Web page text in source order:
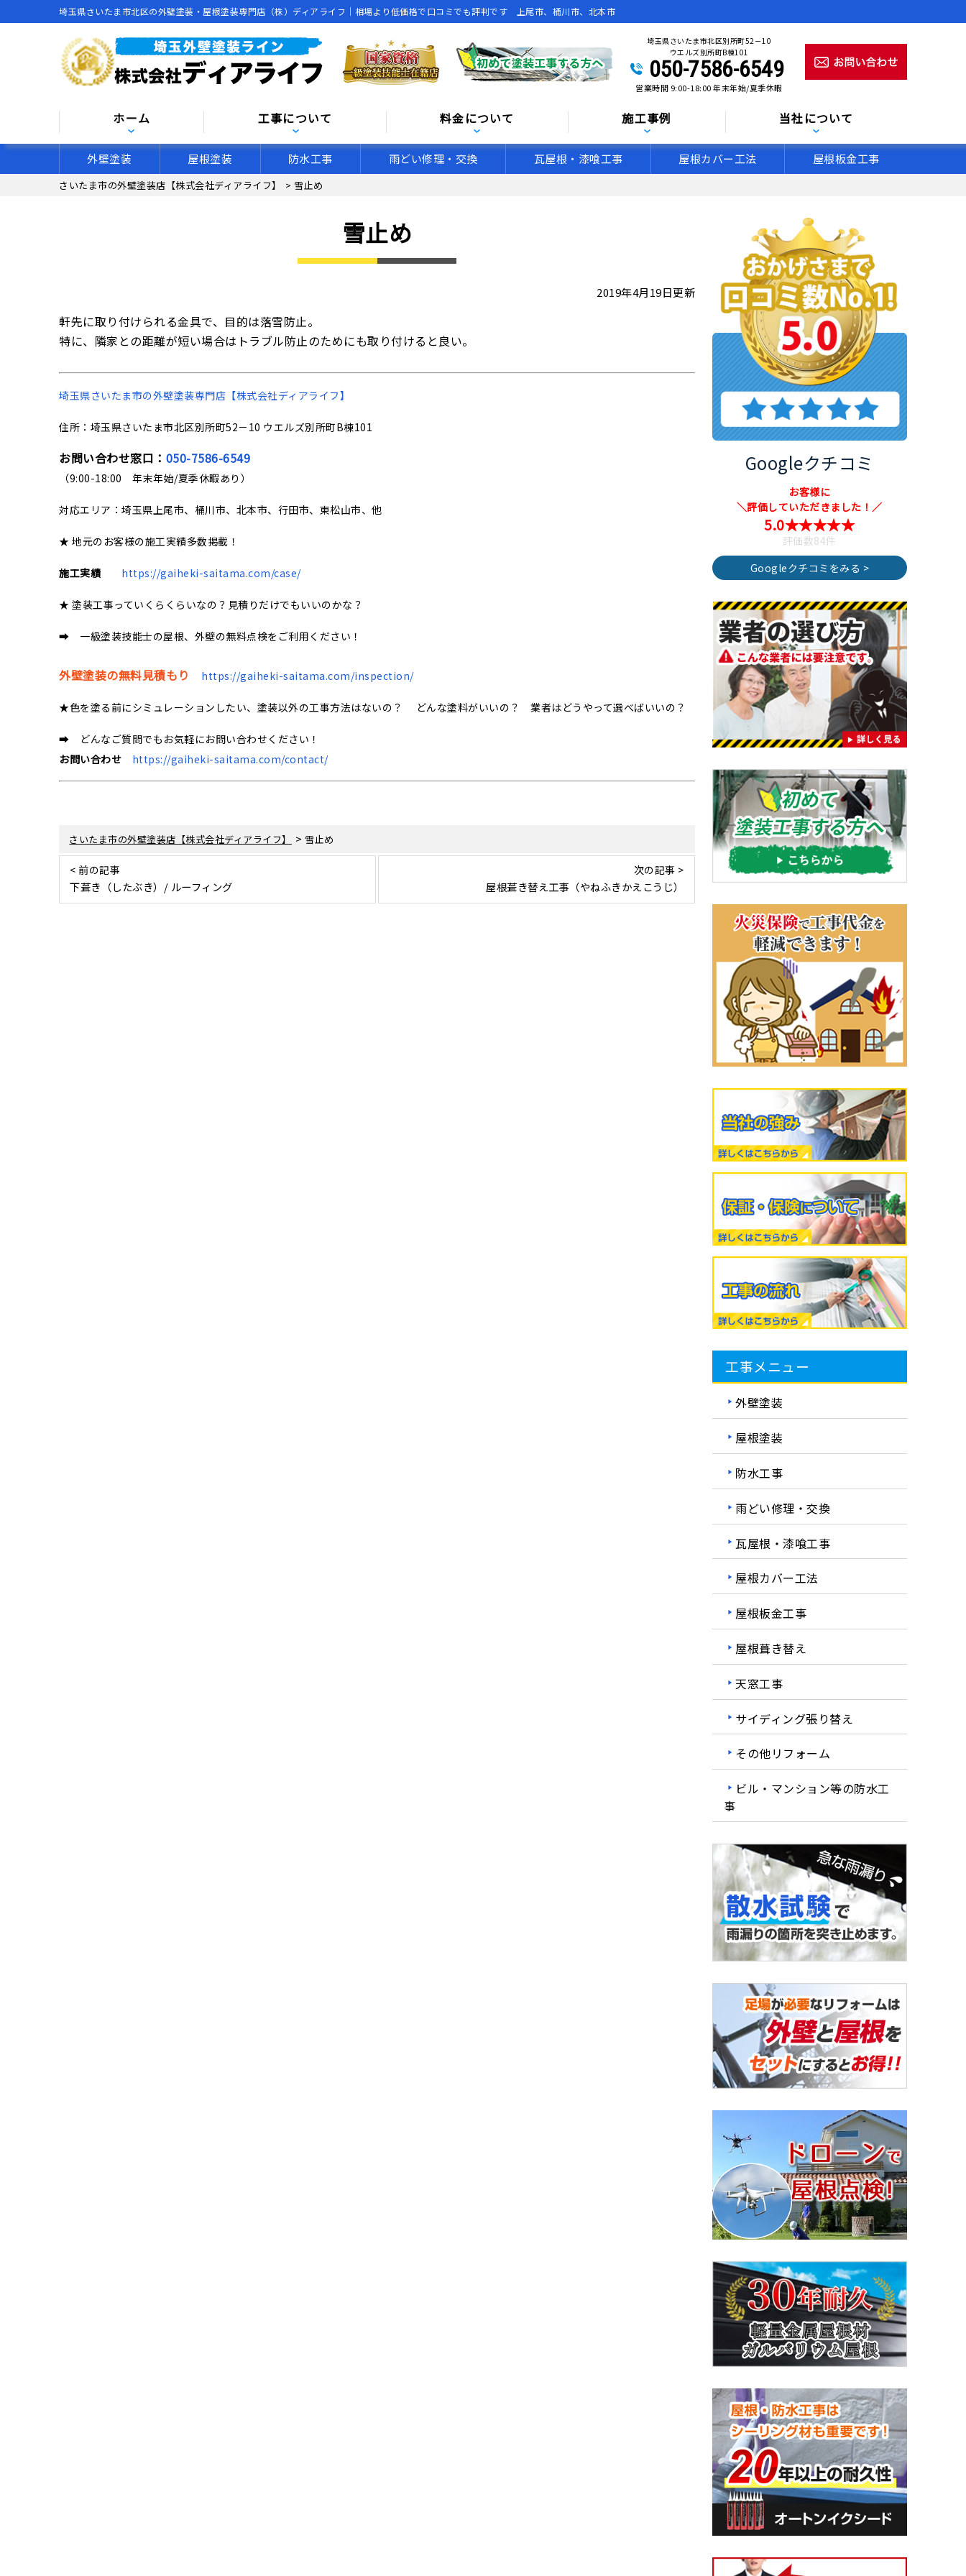
埼玉県さいたま市北区の外壁塗装・屋根塗装専門店（株）ディアライフ｜相場より低価格で口コミでも評判です 上尾市、桶川市、北本市
埼玉県さいたま市北区別所町52－10
ウエルズ別所町B棟101
050-7586-6549
営業時間 9:00-18:00 年末年始/夏季休暇
ホーム 工事について 料金について 施工事例 当社について
外壁塗装 屋根塗装 防水工事 雨どい修理・交換 瓦屋根・漆喰工事 屋根カバー工法 屋根板金工事
さいたま市の外壁塗装店【株式会社ディアライフ】 > 雪止め
雪止め
2019年4月19日更新
軒先に取り付けられる金具で、目的は落雪防止。
特に、隣家との距離が短い場合はトラブル防止のためにも取り付けると良い。
埼玉県さいたま市の外壁塗装専門店【株式会社ディアライフ】
住所：埼玉県さいたま市北区別所町52－10 ウエルズ別所町B棟101
お問い合わせ窓口： 050-7586-6549
（9:00-18:00 年末年始/夏季休暇あり）
対応エリア：埼玉県上尾市、桶川市、北本市、行田市、東松山市、他
★ 地元のお客様の施工実績多数掲載！
施工実績 https://gaiheki-saitama.com/case/
★ 塗装工事っていくらくらいなの？見積りだけでもいいのかな？
➡ 一級塗装技能士の屋根、外壁の無料点検をご利用ください！
外壁塗装の無料見積もり https://gaiheki-saitama.com/inspection/
★色を塗る前にシミュレーションしたい、塗装以外の工事方法はないの？ どんな塗料がいいの？ 業者はどうやって選べばいいの？
➡ どんなご質問でもお気軽にお問い合わせください！
お問い合わせ
https://gaiheki-saitama.com/contact/
さいたま市の外壁塗装店【株式会社ディアライフ】 > 雪止め
< 前の記事
下葺き（したぶき）/ ルーフィング
次の記事 >
屋根葺き替え工事（やねふきかえこうじ）
Googleクチコミ
お客様に
＼評価していただきました！／
5.0★★★★★
評価数84件
Googleクチコミをみる >
工事メニュー
外壁塗装
屋根塗装
防水工事
雨どい修理・交換
瓦屋根・漆喰工事
屋根カバー工法
屋根板金工事
屋根葺き替え
天窓工事
サイディング張り替え
その他リフォーム
ビル・マンション等の防水工
事